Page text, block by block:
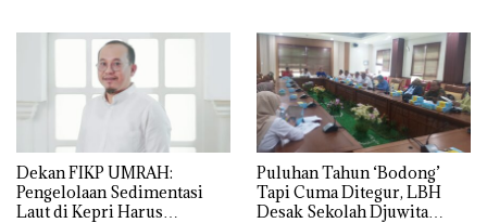
Dekan FIKP UMRAH:
Pengelolaan Sedimentasi
Laut di Kepri Harus
Puluhan Tahun ‘Bodong’
Tapi Cuma Ditegur, LBH
Desak Sekolah Djuwita